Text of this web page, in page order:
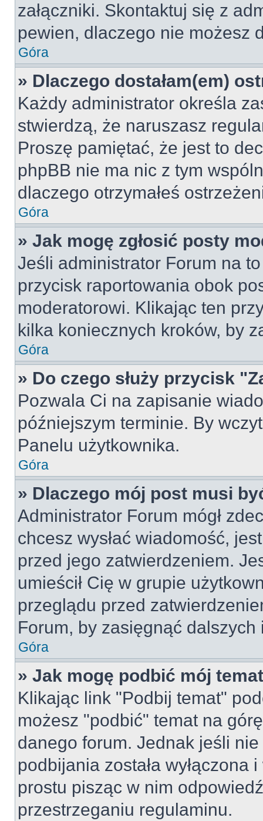
załączniki. Skontaktuj się z
pewien, dlaczego nie możesz
Góra
» Dlaczego dostałam(em)
Każdy administrator określa
stwierdzą, że naruszasz
Proszę pamiętać, że jest to
phpBB nie ma nic z tym
dlaczego otrzymałeś
Góra
» Jak mogę zgłosić posty
Jeśli administrator Forum na
przycisk raportowania obok
moderatorowi. Klikając ten
kilka koniecznych kroków, by
Góra
» Do czego służy przycisk
Pozwala Ci na zapisanie
późniejszym terminie. By
Panelu użytkownika.
Góra
» Dlaczego mój post musi
Administrator Forum mógł
chcesz wysłać wiadomość,
przed jego zatwierdzeniem.
umieścił Cię w grupie
przeglądu przed
Forum, by zasięgnąć dalszych
Góra
» Jak mogę podbić mój
Klikając link "Podbij temat"
możesz "podbić" temat na
danego forum. Jednak jeśli
podbijania została
prostu pisząc w nim
przestrzeganiu regulaminu.